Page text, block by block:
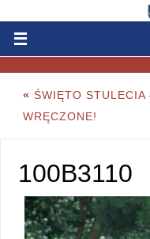
« ŚWIĘTO
WRĘCZONE!
100B3110